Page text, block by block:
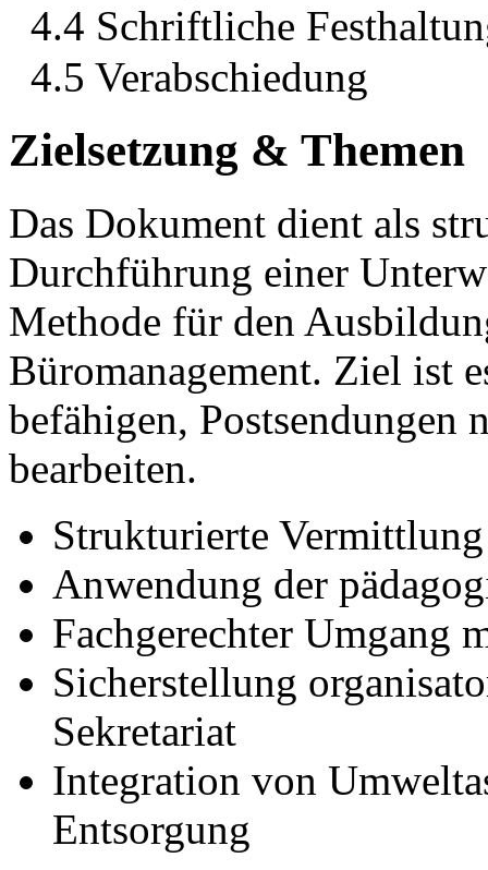
4.4 Schriftliche
4.5 Verabschiedung
Zielsetzung & Themen
Das Dokument dient als
Durchführung einer
Methode für den
Büromanagement. Ziel ist
befähigen, Postsendungen
bearbeiten.
Strukturierte
Anwendung der
Fachgerechter Umgang
Sicherstellung
Sekretariat
Integration von
Entsorgung